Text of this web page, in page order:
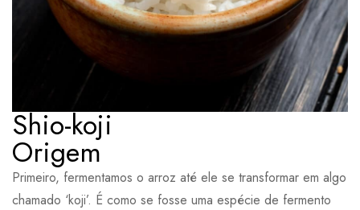
Shio-koji
Origem
Primeiro, fermentamos o arroz até ele se transformar em algo
chamado ‘koji’. É como se fosse uma espécie de fermento